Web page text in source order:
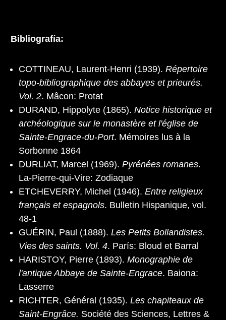
Bibliografía:
COTTINEAU, Laurent-Henri (1939). Répertoire
topo-bibliographique des abbayes et prieurés.
Vol. 2. Mâcon: Protat
DURAND, Hippolyte (1865). Notice historique et
archéologique sur le monastère et l'église de
Sainte-Engrace-du-Port. Mémoires lus à la
Sorbonne 1864
DURLIAT, Marcel (1969). Pyrénées romanes.
La-Pierre-qui-Vire: Zodiaque
ETCHEVERRY, Michel (1946). Entre religieux
français et espagnols. Bulletin Hispanique, vol.
48-1
GUÉRIN, Paul (1888). Les Petits Bollandistes.
Vies des saints. Vol. 4. París: Bloud et Barral
HARISTOY, Pierre (1893). Monographie de
l'antique Abbaye de Sainte-Engrace. Baiona:
Lasserre
RICHTER, Général (1935). Les chapiteaux de
Saint-Engrâce. Société des Sciences, Lettres &